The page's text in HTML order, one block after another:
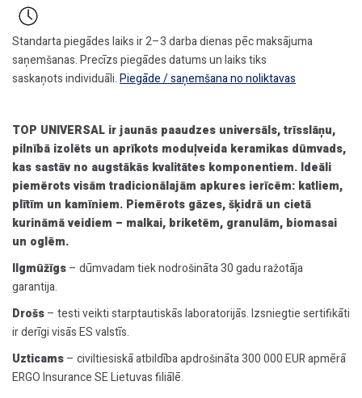
Standarta piegādes laiks ir 2–3 darba dienas pēc maksājuma
saņemšanas. Precīzs piegādes datums un laiks tiks
saskaņots individuāli.Piegāde / saņemšana no noliktavas
TOP UNIVERSAL ir jaunās paaudzes universāls, trīsslāņu,
pilnībā izolēts un aprīkots moduļveida keramikas dūmvads,
kas sastāv no augstākās kvalitātes komponentiem. Ideāli
piemērots visām tradicionālajām apkures ierīcēm: katliem,
plītīm un kamīniem. Piemērots gāzes, šķidrā un cietā
kurināmā veidiem – malkai, briketēm, granulām, biomasai
un oglēm.
Ilgmūžīgs– dūmvadam tiek nodrošināta 30 gadu ražotāja
garantija.
Drošs– testi veikti starptautiskās laboratorijās. Izsniegtie sertifikāti
ir derīgi visās ES valstīs.
Uzticams– civiltiesiskā atbildība apdrošināta 300 000 EUR apmērā
ERGO Insurance SE Lietuvas filiālē.